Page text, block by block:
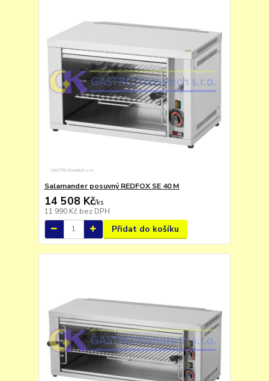
Salamander posuvný REDFOX SE 40 M
14 508 Kč/ks
11 990 Kč bez DPH
Přidat do košíku